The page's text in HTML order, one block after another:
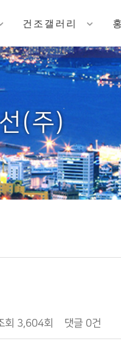
건조갤러리
(주)
회 3,604회 댓글 0건